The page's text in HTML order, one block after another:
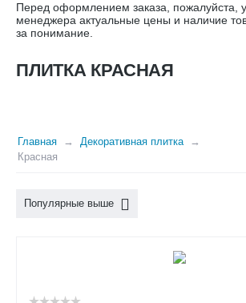
Перед оформлением заказа, пожалуйста,
менеджера актуальные цены и наличие
за понимание.
ПЛИТКА КРАСНАЯ
Главная
Декоративная плитка
Красная
Популярные выше